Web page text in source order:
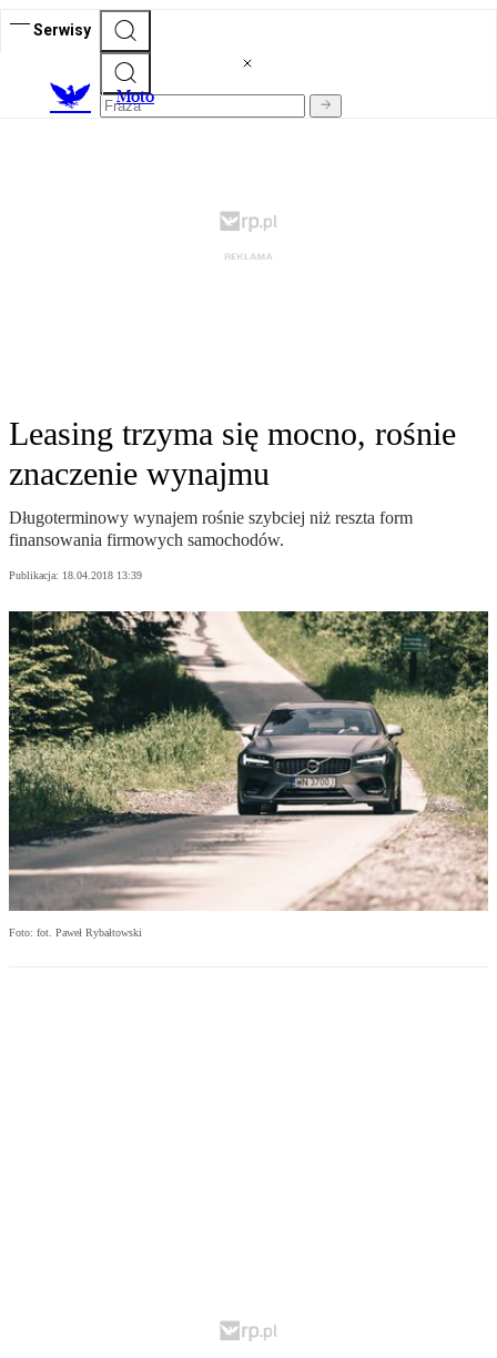
Serwisy
Moto
Leasing trzyma się mocno, rośnie
znaczenie wynajmu
Długoterminowy wynajem rośnie szybciej niż reszta form
finansowania firmowych samochodów.
Publikacja: 18.04.2018 13:39
Foto: fot. Paweł Rybałtowski